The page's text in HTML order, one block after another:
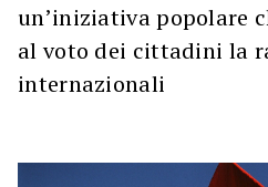
un’iniziativa popolare
al voto dei cittadini la
internazionali